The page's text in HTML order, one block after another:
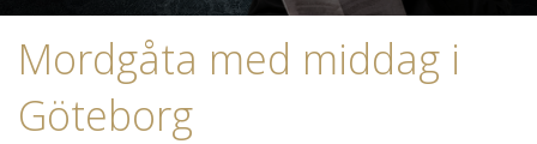
Mordgåta med middag i
Göteborg